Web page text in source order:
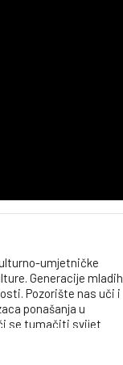
umjetničke
Generacije mladih
Pozorište nas uči i
ponašanja u
se tumačiti svijet